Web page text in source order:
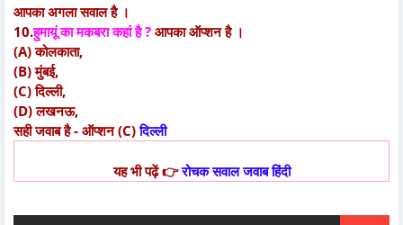
आपका अगला सवाल है ।
10.हुमायूं का मकबरा कहां है ? आपका ऑप्शन है ।
(A) कोलकाता,
(B) मुंबई,
(C) दिल्ली,
(D) लखनऊ,
सही जवाब है - ऑप्शन (C)दिल्ली
यह भी पढ़ें 👉रोचक सवाल जवाब हिंदी